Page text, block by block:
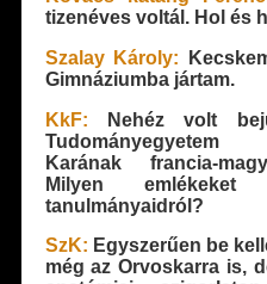
tizenéves voltál. Hol és
Szalay Károly:
Gimnáziumba jártam.
KkF:
Nehéz volt
Tudományegyetem
Karának francia-
Milyen
tanulmányaidról?
SzK: Egyszerűen be
még az Orvoskarra is,